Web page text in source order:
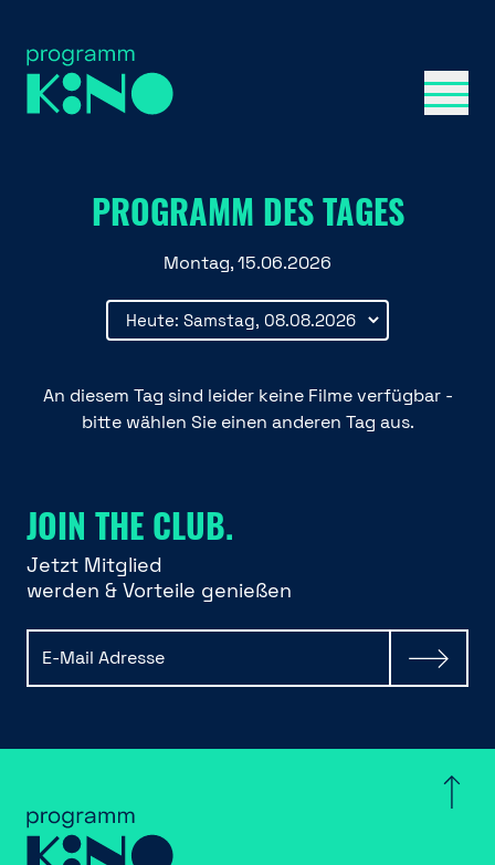
PROGRAMM DES TAGES
Montag, 15.06.2026
An diesem Tag sind leider keine Filme verfügbar -
bitte wählen Sie einen anderen Tag aus.
JOIN THE CLUB.
Jetzt Mitglied
werden & Vorteile genießen